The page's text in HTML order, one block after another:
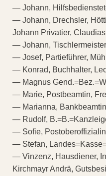
— Johann,
— Johann, Drechsler,
Johann Privatier,
— Johann,
— Josef, Partieführer,
— Konrad, Buchhalter,
— Magnus
— Marie, Postbeamtin,
— Marianna,
— Rudolf,
— Sofie,
— Stefan,
— Vinzenz, Hausdiener,
Kirchmayr Andrä,